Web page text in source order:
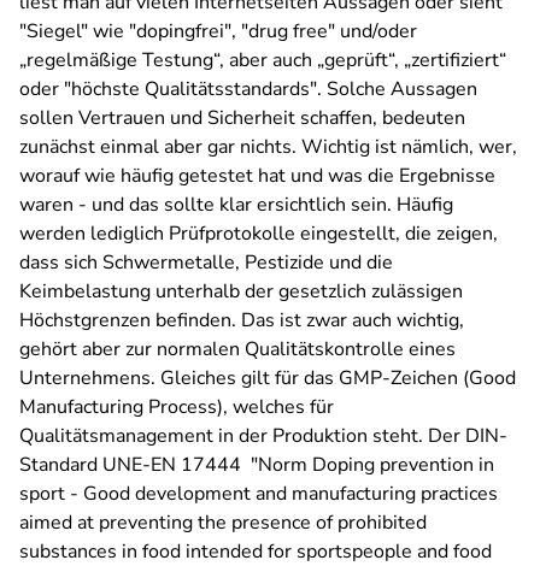
"Siegel" wie "dopingfrei", "drug free" und/oder
„regelmäßige Testung“, aber auch „geprüft“, „zertifiziert“
oder "höchste Qualitätsstandards". Solche Aussagen
sollen Vertrauen und Sicherheit schaffen, bedeuten
zunächst einmal aber gar nichts. Wichtig ist nämlich, wer,
worauf wie häufig getestet hat und was die Ergebnisse
waren - und das sollte klar ersichtlich sein. Häufig
werden lediglich Prüfprotokolle eingestellt, die zeigen,
dass sich Schwermetalle, Pestizide und die
Keimbelastung unterhalb der gesetzlich zulässigen
Höchstgrenzen befinden. Das ist zwar auch wichtig,
gehört aber zur normalen Qualitätskontrolle eines
Unternehmens. Gleiches gilt für das GMP-Zeichen (Good
Manufacturing Process), welches für
Qualitätsmanagement in der Produktion steht. Der DIN-
Standard UNE-EN 17444 "Norm Doping prevention in
sport - Good development and manufacturing practices
aimed at preventing the presence of prohibited
substances in food intended for sportspeople and food